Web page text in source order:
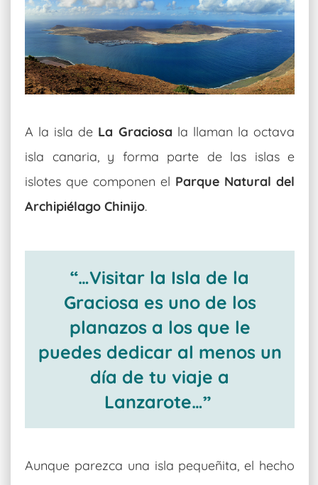
A la isla de La Graciosa la llaman la octava
isla canaria, y forma parte de las islas e
islotes que componen el Parque Natural del
Archipiélago Chinijo.
“…Visitar la Isla de la
Graciosa es uno de los
planazos a los que le
puedes dedicar al menos un
día de tu viaje a
Lanzarote…”
Aunque parezca una isla pequeñita, el hecho